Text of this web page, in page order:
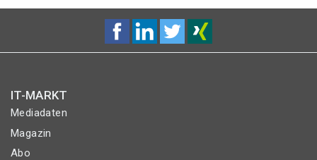
IT-MARKT
Mediadaten
Magazin
Abo